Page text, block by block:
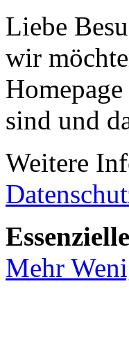
Liebe
wir
sind und
Weitere
Mehr